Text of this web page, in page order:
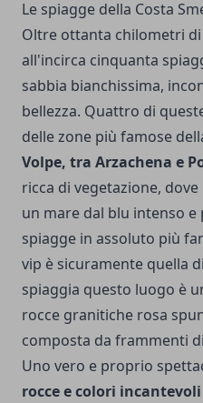
Le spiagge della Costa
Oltre ottanta chilometri
all'incirca cinquanta
sabbia bianchissima,
bellezza. Quattro di
delle zone più famose
Volpe, tra Arzachena e
ricca di vegetazione,
un mare dal blu intenso
spiagge in assoluto più
vip è sicuramente quella
spiaggia questo luogo è
rocce granitiche rosa
composta da frammenti
Uno vero e proprio
rocce e colori incantevoli